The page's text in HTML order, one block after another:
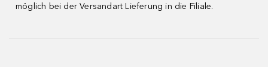
möglich bei der Versandart Lieferung in die Filiale.